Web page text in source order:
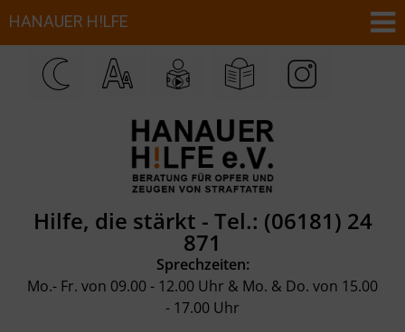
Hilfe, die stärkt - Tel.: (06181) 24
871
Sprechzeiten:
Mo.- Fr. von 09.00 - 12.00 Uhr & Mo. & Do. von 15.00
- 17.00 Uhr